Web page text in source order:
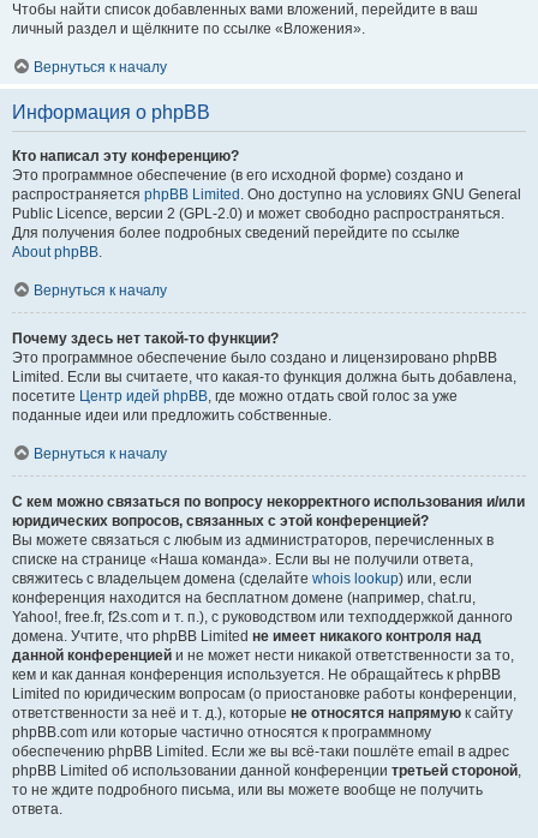
Чтобы найти список добавленных вами вложений, перейдите в ваш
личный раздел и щёлкните по ссылке «Вложения».
Вернуться к началу
Информация о phpBB
Кто написал эту конференцию?
Это программное обеспечение (в его исходной форме) создано и
распространяется phpBB Limited . Оно доступно на условиях GNU General
Public Licence, версии 2 (GPL-2.0) и может свободно распространяться.
Для получения более подробных сведений перейдите по ссылке
About phpBB.
Вернуться к началу
Почему здесь нет такой-то функции?
Это программное обеспечение было создано и лицензировано phpBB
Limited. Если вы считаете, что какая-то функция должна быть добавлена,
посетите Центр идей phpBB, где можно отдать свой голос за уже
поданные идеи или предложить собственные.
Вернуться к началу
С кем можно связаться по вопросу некорректного использования и/или
юридических вопросов, связанных с этой конференцией?
Вы можете связаться с любым из администраторов, перечисленных в
списке на странице «Наша команда». Если вы не получили ответа,
свяжитесь с владельцем домена (сделайте whois lookup) или, если
конференция находится на бесплатном домене (например, chat.ru,
Yahoo!, free.fr, f2s.com и т. п.), с руководством или техподдержкой данного
домена. Учтите, что phpBB Limited не имеет никакого контроля над
данной конференцией и не может нести никакой ответственности за то,
кем и как данная конференция используется. Не обращайтесь к phpBB
Limited по юридическим вопросам (о приостановке работы конференции,
ответственности за неё и т. д.), которые не относятся напрямую к сайту
phpBB.com или которые частично относятся к программному
обеспечению phpBB Limited. Если же вы всё-таки пошлёте email в адрес
phpBB Limited об использовании данной конференции третьей стороной,
то не ждите подробного письма, или вы можете вообще не получить
ответа.